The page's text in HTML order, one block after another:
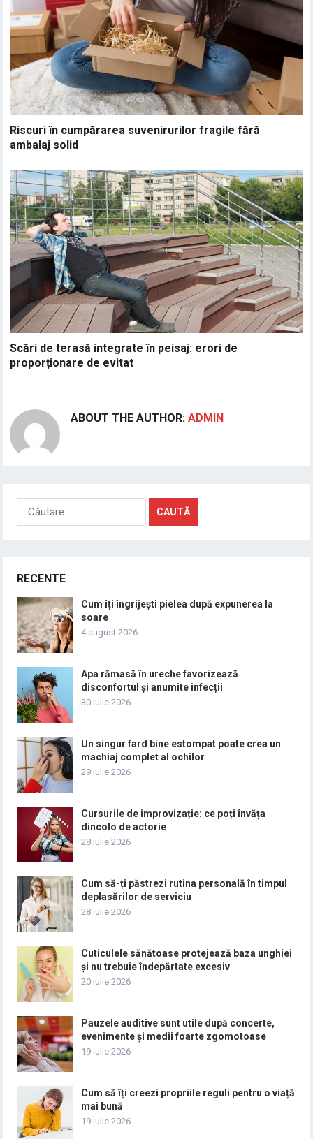
Riscuri în cumpărarea suvenirurilor fragile fără
ambalaj solid
Scări de terasă integrate în peisaj: erori de
proporționare de evitat
ABOUT THE AUTHOR:ADMIN
Caută
RECENTE
Cum îți îngrijești pielea după expunerea la
soare
4 august 2026
Apa rămasă în ureche favorizează
disconfortul și anumite infecții
30 iulie 2026
Un singur fard bine estompat poate crea un
machiaj complet al ochilor
29 iulie 2026
Cursurile de improvizație: ce poți învăța
dincolo de actorie
28 iulie 2026
Cum să-ți păstrezi rutina personală în timpul
deplasărilor de serviciu
28 iulie 2026
Cuticulele sănătoase protejează baza unghiei
și nu trebuie îndepărtate excesiv
20 iulie 2026
Pauzele auditive sunt utile după concerte,
evenimente și medii foarte zgomotoase
19 iulie 2026
Cum să îți creezi propriile reguli pentru o viață
mai bună
19 iulie 2026